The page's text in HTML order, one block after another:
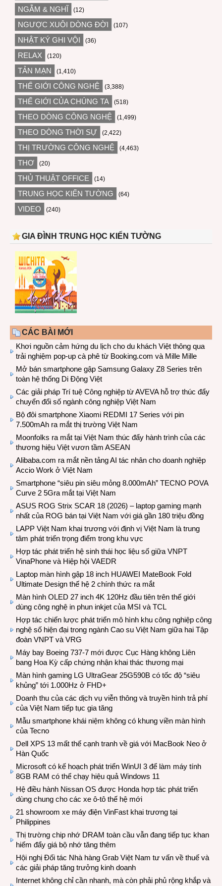
NGẪM & NGHĨ (12)
NGƯỢC XUÔI DÒNG ĐỜI (107)
NHẬT KÝ GHI VỘI (36)
RELAX (120)
TẢN MẠN (1,410)
THẾ GIỚI CÔNG NGHỆ (3,388)
THẾ GIỚI CỦA CHÚNG TA (518)
THEO DÒNG CÔNG NGHỆ (1,499)
THEO DÒNG THỜI SỰ (2,422)
THỊ TRƯỜNG CÔNG NGHỆ (4,463)
THƠ (20)
THỦ THUẬT OFFICE (14)
TRUNG HỌC KIẾN TƯỜNG (64)
VIDEO (240)
GIA ĐÌNH TRUNG HỌC KIẾN TƯỜNG
CÁC BÀI MỚI
Khơi nguồn cảm hứng du lịch cho du khách Việt thông qua
trải nghiệm pop-up cà phê từ Booking.com và Mille Mille
Mở bán smartphone gập Samsung Galaxy Z8 Series trên
toàn hệ thống Di Động Việt
Các giải pháp Trí tuệ Công nghiệp từ AVEVA hỗ trợ thúc đẩy
chuyển đổi số ngành công nghiệp Việt Nam
Bộ đôi smartphone Xiaomi REDMI 17 Series với pin
7.500mAh ra mắt thị trường Việt Nam
Moonfolks ra mắt tại Việt Nam thúc đẩy hành trình của các
thương hiệu Việt vươn tầm ASEAN
Alibaba.com ra mắt nền tảng AI tác nhân cho doanh nghiệp
Accio Work ở Việt Nam
Smartphone “siêu pin siêu mỏng 8.000mAh” TECNO POVA
Curve 2 5Gra mắt tại Việt Nam
ASUS ROG Strix SCAR 18 (2026) – laptop gaming mạnh
nhất của ROG bán tại Việt Nam với giá gần 180 triệu đồng
LAPP Việt Nam khai trương với định vị Việt Nam là trung
tâm phát triển trọng điểm trong khu vực
Hợp tác phát triển hệ sinh thái học liệu số giữa VNPT
VinaPhone và Hiệp hội VAEDR
Laptop màn hình gập 18 inch HUAWEI MateBook Fold
Ultimate Design thế hệ 2 chính thức ra mắt
Màn hình OLED 27 inch 4K 120Hz đầu tiên trên thế giới
dùng công nghệ in phun inkjet của MSI và TCL
Hợp tác chiến lược phát triển mô hình khu công nghiệp công
nghệ số hiện đại trong ngành Cao su Việt Nam giữa hai Tập
đoàn VNPT và VRG
Máy bay Boeing 737-7 mới được Cục Hàng không Liên
bang Hoa Kỳ cấp chứng nhận khai thác thương mại
Màn hình gaming LG UltraGear 25G590B có tốc độ “siêu
khủng” tới 1.000Hz ở FHD+
Doanh thu của các dịch vụ viễn thông và truyền hình trả phí
của Việt Nam tiếp tục gia tăng
Mẫu smartphone khái niệm không có khung viền màn hình
của Tecno
Dell XPS 13 mất thế cạnh tranh về giá với MacBook Neo ở
Hàn Quốc
Microsoft có kế hoạch phát triển WinUI 3 để làm máy tính
8GB RAM có thể chạy hiệu quả Windows 11
Hệ điều hành Nissan OS được Honda hợp tác phát triển
dùng chung cho các xe ô-tô thế hệ mới
21 showroom xe máy điện VinFast khai trương tại
Philippines
Thị trường chip nhớ DRAM toàn cầu vẫn đang tiếp tục khan
hiếm đẩy giá bộ nhớ tăng thêm
Hội nghị Đối tác Nhà hàng Grab Việt Nam tư vấn về thuế và
các giải pháp tăng trưởng kinh doanh
Internet không chỉ cần nhanh, mà còn phải phủ rộng khắp và